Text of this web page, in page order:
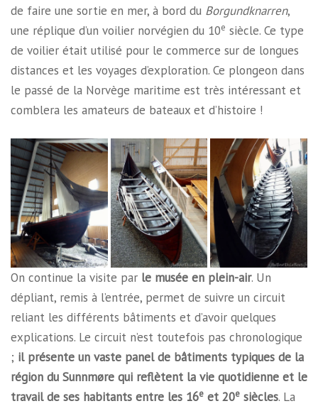
de faire une sortie en mer, à bord du Borgundknarren,
une réplique d’un voilier norvégien du 10e siècle. Ce type
de voilier était utilisé pour le commerce sur de longues
distances et les voyages d’exploration. Ce plongeon dans
le passé de la Norvège maritime est très intéressant et
comblera les amateurs de bateaux et d’histoire !
On continue la visite par le musée en plein-air. Un
dépliant, remis à l’entrée, permet de suivre un circuit
reliant les différents bâtiments et d’avoir quelques
explications. Le circuit n’est toutefois pas chronologique
; il présente un vaste panel de bâtiments typiques de la
région du Sunnmøre qui reflètent la vie quotidienne et le
travail de ses habitants entre les 16e et 20e siècles. La